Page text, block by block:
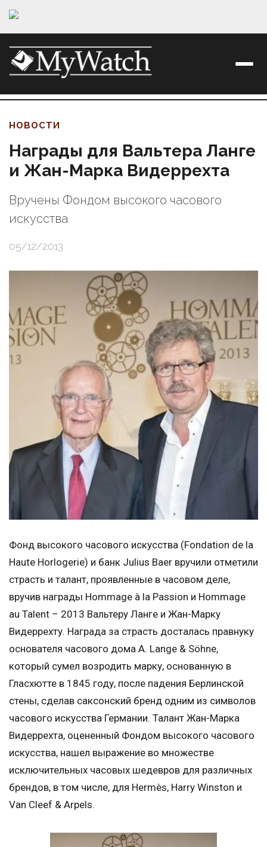
НОВОСТИ
Награды для Вальтера Ланге
и Жан-Марка Видеррехта
Вручены Фондом высокого часового
искусства
05/12/2013
Фонд высокого часового искусства (Fondation de la
Haute Horlogerie) и банк Julius Baer вручили отметили
страсть и талант, проявленные в часовом деле,
вручив награды Hommage à la Passion и Hommage
au Talent – 2013 Вальтеру Ланге и Жан-Марку
Видеррехту. Награда за страсть досталась правнуку
основателя часового дома A. Lange & Söhne,
который сумел возродить марку, основанную в
Гласхютте в 1845 году, после падения Берлинской
стены, сделав саксонский бренд одним из символов
часового искусства Германии. Талант Жан-Марка
Видеррехта, оцененный Фондом высокого часового
искусства, нашел выражение во множестве
исключительных часовых шедевров для различных
брендов, в том числе, для Hermès, Harry Winston и
Van Cleef & Arpels.